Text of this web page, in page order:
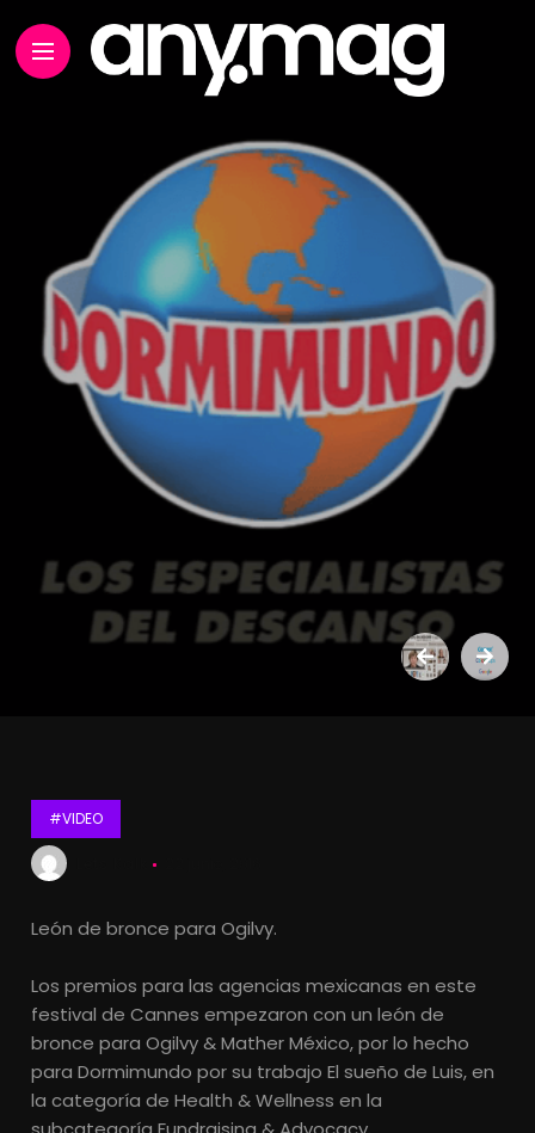
#VIDEO
León de bronce para Ogilvy.
Los premios para las agencias mexicanas en este
festival de Cannes empezaron con un león de
bronce para Ogilvy & Mather México, por lo hecho
para Dormimundo por su trabajo El sueño de Luis, en
la categoría de Health & Wellness en la